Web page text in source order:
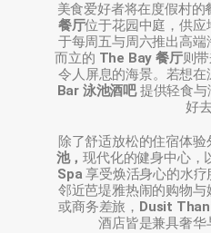
美食爱好者将在度假村的
餐厅位于花园中庭，供
于每周五与周六推出高
而立的 The Bay 餐厅则
令人屏息的海景。若想在
Bar 泳池酒吧提供轻食与
好
除了舒适放松的住宿体
池，现代化的健身中心，
Spa 享受焕活身心的水疗
邻近芭堤雅热闹的购物
或商务差旅， Dusit
酒店皆是兼具奢华